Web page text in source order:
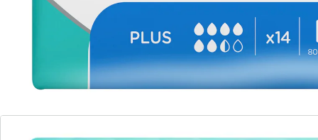
dat misschien interessant voor u is:
TENA
TENA ProSkin Pants Plus 1440 ml, 14 stuks
Eenheidsprijs:
€ 26,99